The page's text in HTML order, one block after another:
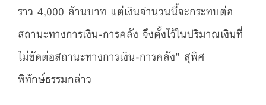
ราว 4,000 ล้านบาท แต่เงินจำนวนนี้จะกระทบต่อ
สถานะทางการเงิน-การคลัง จึงตั้งไว้ในปริมาณเงินที่
ไม่ขัดต่อสถานะทางการเงิน-การคลัง” สุพิศ
พิทักษ์ธรรมกล่าว